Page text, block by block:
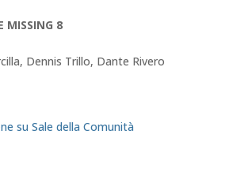
MISSING 8
Dennis Trillo, Dante Rivero
su Sale della Comunità